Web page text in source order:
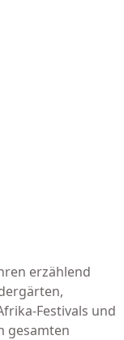
erzählend
Festivals und
gesamten